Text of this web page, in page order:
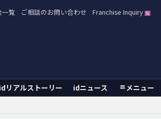
覧 ご相談のお問い合わせ Franchise Inquiry
idリアルストーリー idニュース メニュー